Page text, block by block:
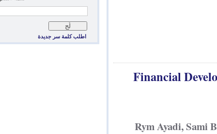
اطلب كلمة سر جديدة
Rym